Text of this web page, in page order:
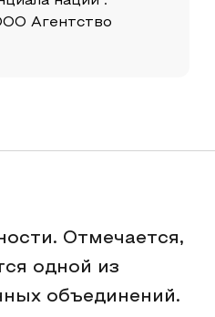
Агентство
Отмечается,
одной из
объединений.